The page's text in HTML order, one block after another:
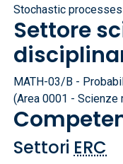
Stochastic processes
Settore
MATH-03/B -
(Area 0001 - Scienze
Settori ERC